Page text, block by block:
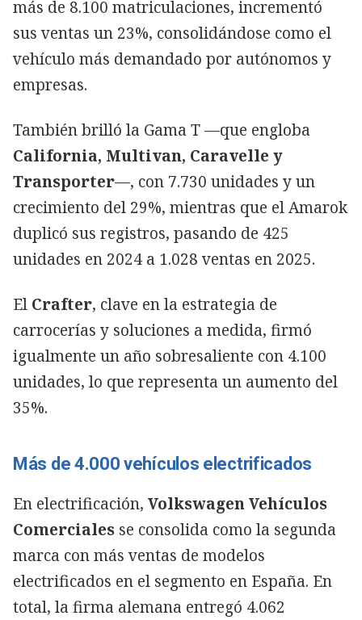
más de 8.100 matriculaciones, incrementó
sus ventas un 23%, consolidándose como el
vehículo más demandado por autónomos y
empresas.
También brilló la Gama T —que engloba
California, Multivan, Caravelle y
Transporter—, con 7.730 unidades y un
crecimiento del 29%, mientras que el Amarok
duplicó sus registros, pasando de 425
unidades en 2024 a 1.028 ventas en 2025.
El Crafter, clave en la estrategia de
carrocerías y soluciones a medida, firmó
igualmente un año sobresaliente con 4.100
unidades, lo que representa un aumento del
35%.
Más de 4.000 vehículos electrificados
En electrificación, Volkswagen Vehículos
Comerciales se consolida como la segunda
marca con más ventas de modelos
electrificados en el segmento en España. En
total, la firma alemana entregó 4.062